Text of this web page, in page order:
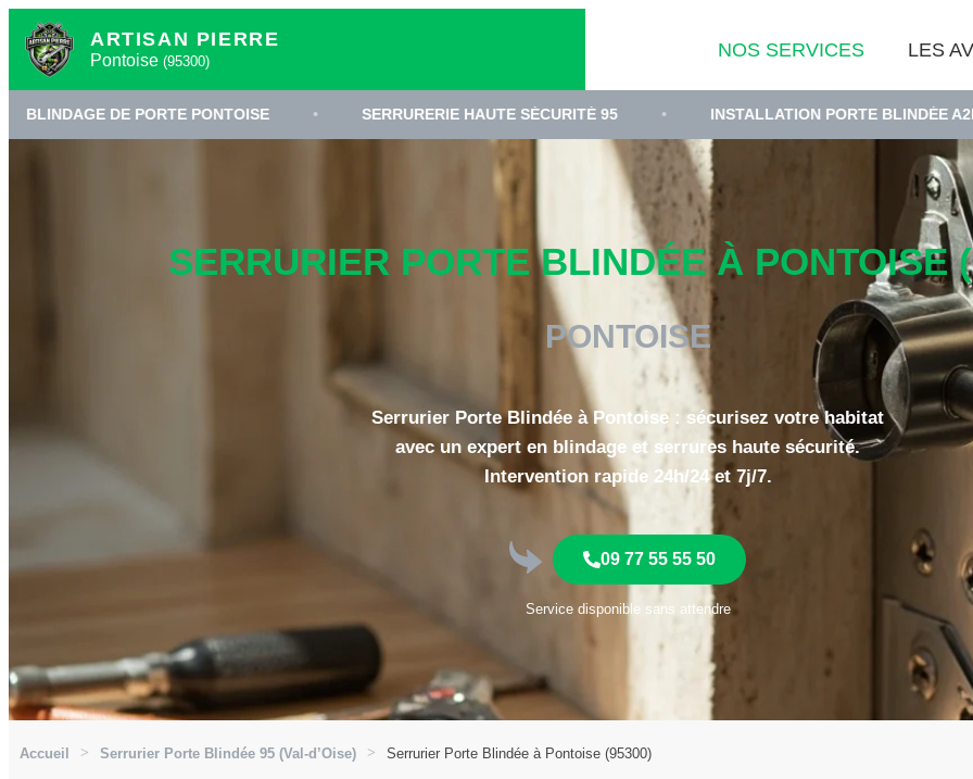
ARTISAN PIERRE
Pontoise (95300)
NOS SERVICES LES
DE PORTE PONTOISE • SERRURERIE HAUTE SÉCURITÉ 95 • INSTALLATION PORTE BLINDÉE A2P PONTOISE
SERRURIER PORTE BLINDÉE À PONTOISE
PONTOISE
Serrurier Porte Blindée à Pontoise : sécurisez votre habitat
avec un expert en blindage et serrures haute sécurité.
Intervention rapide 24h/24 et 7j/7.
09 77 55 55 50
Service disponible sans attendre
Accueil Serrurier Porte Blindée 95 (Val-d’Oise) Serrurier Porte Blindée à Pontoise (95300)